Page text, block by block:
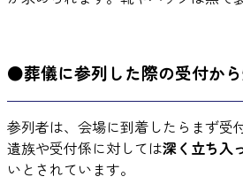
●葬儀に参列した際の受付か
参列者は、会場に到着したらまず受
遺族や受付係に対しては深く立ち入
いとされています。